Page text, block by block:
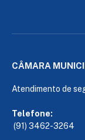
CÂMARA
Atendimento de
Telefone:
(91) 3462-3264